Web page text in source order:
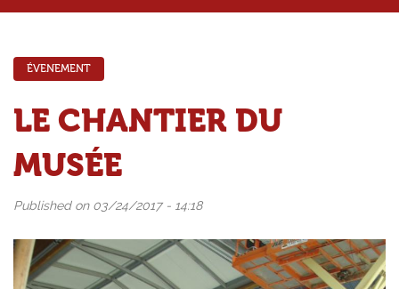
ÉVENEMENT
LE CHANTIER DU
MUSÉE
Published on 03/24/2017 - 14:18